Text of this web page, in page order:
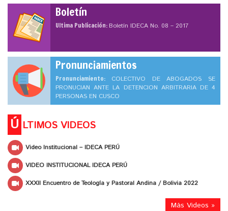
Boletín
Ultima Publicación:Boletín IDECA No. 08 – 2017
Pronunciamientos
Pronunciamiento: COLECTIVO DE ABOGADOS SE
PRONUCIAN ANTE LA DETENCION ARBITRARIA DE 4
PERSONAS EN CUSCO
Ú LTIMOS VIDEOS
Video Institucional – IDECA PERÚ
VIDEO INSTITUCIONAL IDECA PERÚ
XXXII Encuentro de Teología y Pastoral Andina / Bolivia 2022
Más Videos »